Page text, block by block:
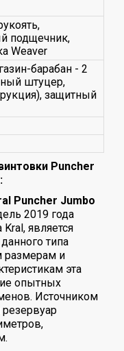
подщечник,
Weaver
барабан - 2
штуцер,
защитный
Puncher
Puncher Jumbo
2019 года
является
типа
размерам и
эта
опытных
Источником
резервуар